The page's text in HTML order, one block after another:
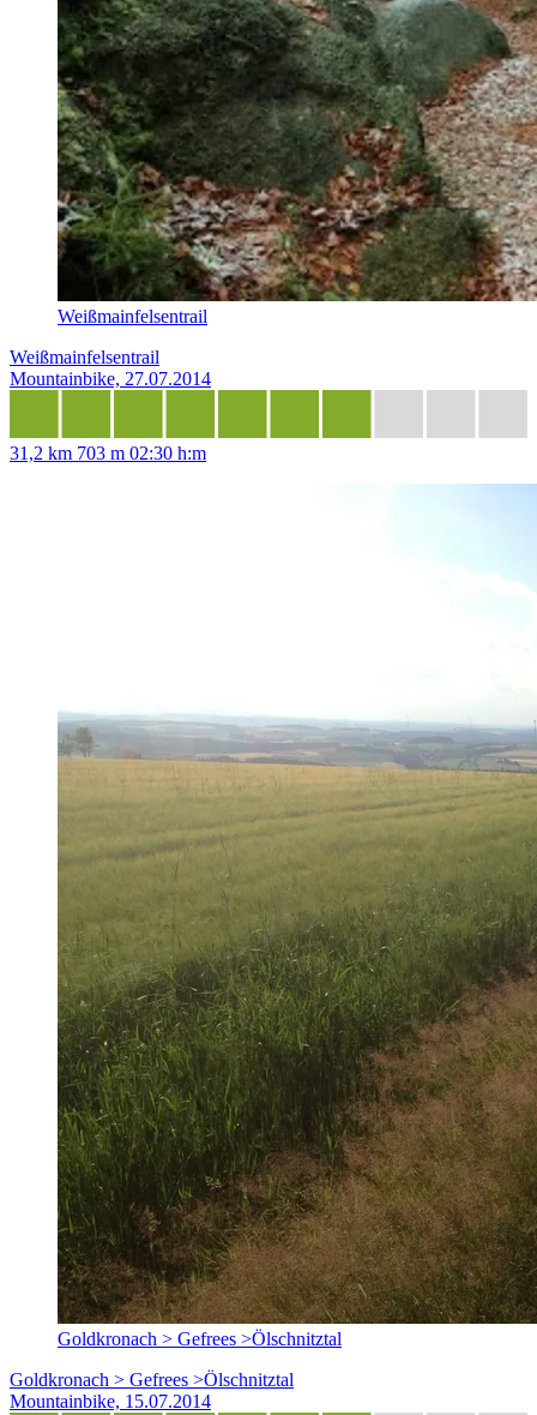
Weißmainfelsentrail
Weißmainfelsentrail
Mountainbike, 27.07.2014
31,2 km 703 m 02:30 h:m
Goldkronach > Gefrees >Ölschnitztal
Goldkronach > Gefrees >Ölschnitztal
Mountainbike, 15.07.2014